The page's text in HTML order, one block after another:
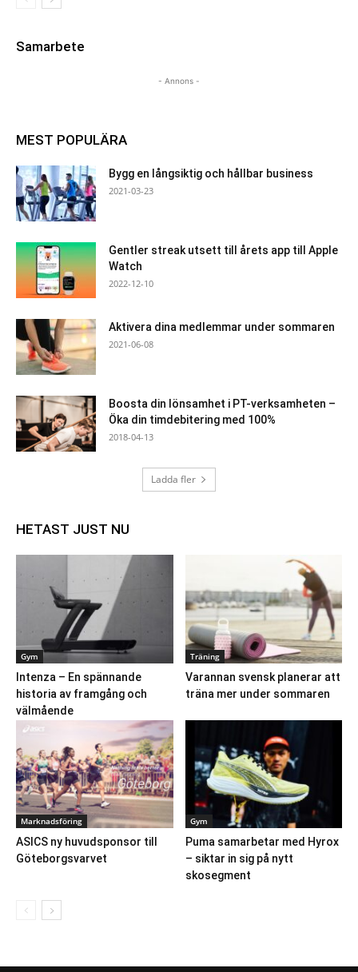
Samarbete
- Annons -
MEST POPULÄRA
Bygg en långsiktig och hållbar business
2021-03-23
Gentler streak utsett till årets app till Apple
Watch
2022-12-10
Aktivera dina medlemmar under sommaren
2021-06-08
Boosta din lönsamhet i PT-verksamheten –
Öka din timdebitering med 100%
2018-04-13
Ladda fler
HETAST JUST NU
Gym
Intenza – En spännande
historia av framgång och
välmående
Träning
Varannan svensk planerar att
träna mer under sommaren
Marknadsföring
ASICS ny huvudsponsor till
Göteborgsvarvet
Gym
Puma samarbetar med Hyrox
– siktar in sig på nytt
skosegment